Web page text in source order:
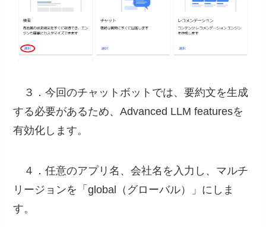
３．今回のチャットボットでは、要約文を生成
する必要があるため、Advanced LLM featuresを
有効化します。
４．任意のアプリ名、会社名を入力し、マルチ
リージョンを「global（グローバル）」にしま
す。